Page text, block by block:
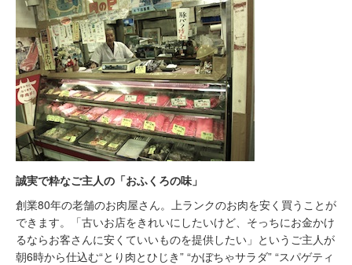
誠実で粋なご主人の「おふくろの味」
創業80年の老舗のお肉屋さん。上ランクのお肉を安く買うことが
できます。「古いお店をきれいにしたいけど、そっちにお金かけ
るならお客さんに安くていいものを提供したい」というご主人が
朝6時から仕込む“とり肉とひじき” “かぼちゃサラダ” “スパゲティ